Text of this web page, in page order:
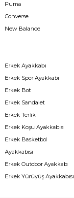
Puma
Converse
New Balance
Erkek Ayakkabı
Erkek Spor Ayakkabı
Erkek Bot
Erkek Sandalet
Erkek Terlik
Erkek Koşu Ayakkabısı
Erkek Basketbol
Ayakkabısı
Erkek Outdoor Ayakkabı
Erkek Yürüyüş Ayakkabısı